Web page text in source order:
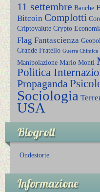
11 settembre Banche
Bitcoin Complotti
Criptovalute Crypto
Flag Fantascienza
Grande Fratello Guerra Chimica
Manipolazione Mario Monti
Politica
Propaganda
Sociologia
USA
Blogroll
Ondestorte
Informazione